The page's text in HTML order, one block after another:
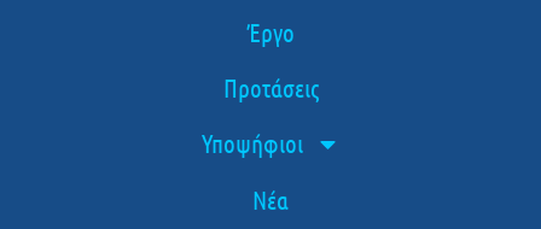
Έργο
Προτάσεις
Υποψήφιοι
Νέα